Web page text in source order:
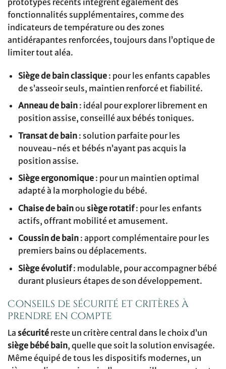
fonctionnalités supplémentaires, comme des
indicateurs de température ou des zones
antidérapantes renforcées, toujours dans l’optique de
limiter tout aléa.
Siège de bain classique: pour les enfants capables
de s’asseoir seuls, maintien renforcé et fiabilité.
Anneau de bain: idéal pour explorer librement en
position assise, conseillé aux bébés toniques.
Transat de bain: solution parfaite pour les
nouveau-nés et bébés n’ayant pas acquis la
position assise.
Siège ergonomique: pour un maintien optimal
adapté à la morphologie du bébé.
Chaise de bainou siège rotatif: pour les enfants
actifs, offrant mobilité et amusement.
Coussin de bain: apport complémentaire pour les
premiers bains ou déplacements.
Siège évolutif: modulable, pour accompagner bébé
durant plusieurs étapes de son développement.
Conseils de sécurité et critères à
prendre en compte
La sécurité reste un critère central dans le choix d’un
siège bébé bain, quelle que soit la solution envisagée.
Même équipé de tous les dispositifs modernes, un